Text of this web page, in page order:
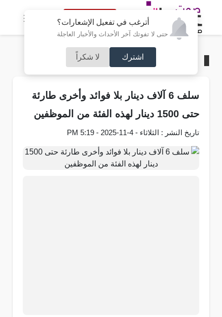
أترغب في تفعيل الإشعارات؟
حتى لا تفوتك آخر الأحداث والأخبار العاجلة
اشترك لا شكراً
النسخة الكاملة
محليات
سلف 6 آلاف دينار بلا فوائد وأخرى طارئة
حتى 1500 دينار لهذه الفئة من الموظفين
تاريخ النشر : الثلاثاء - 4-11-2025 - 5:19 PM